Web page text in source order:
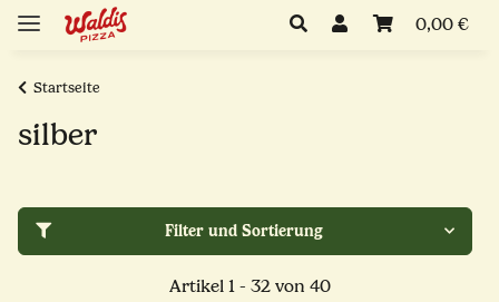
0,00 €
Startseite
silber
Filter und Sortierung
Artikel 1 - 32 von 40